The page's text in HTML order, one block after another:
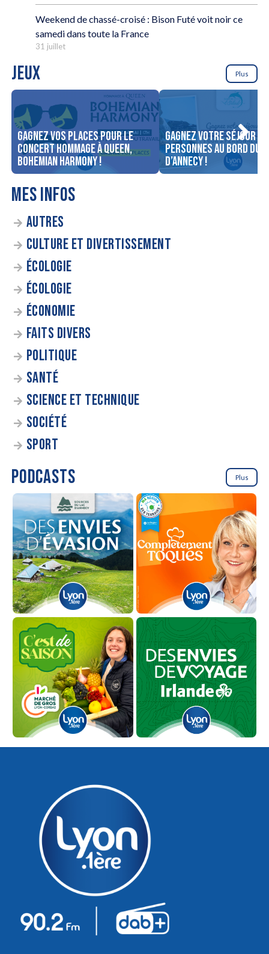
Weekend de chassé-croisé : Bison Futé voit noir ce
samedi dans toute la France
31 juillet
JEUX Plus
Gagnez vos places pour le
concert Hommage à Queen,
Bohemian Harmony !
Gagnez votre séjour
personnes au bord du
d’Annecy !
MES INFOS
AUTRES
CULTURE ET DIVERTISSEMENT
ÉCOLOGIE
ÉCOLOGIE
ÉCONOMIE
FAITS DIVERS
POLITIQUE
SANTÉ
SCIENCE ET TECHNIQUE
SOCIÉTÉ
SPORT
PODCASTS Plus